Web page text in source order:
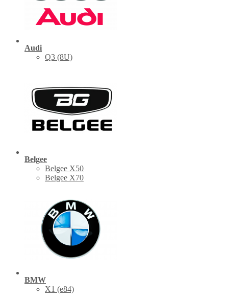
Audi
Q3 (8U)
Belgee
Belgee X50
Belgee X70
BMW
X1 (е84)